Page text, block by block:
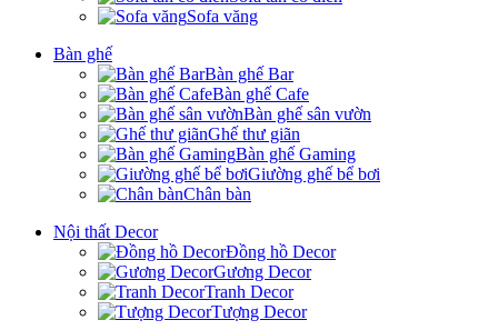
Sofa văng
Bàn ghế
Bàn ghế Bar
Bàn ghế Cafe
Bàn ghế sân vườn
Ghế thư giãn
Bàn ghế Gaming
Giường ghế bể bơi
Chân bàn
Nội thất Decor
Đồng hồ Decor
Gương Decor
Tranh Decor
Tượng Decor